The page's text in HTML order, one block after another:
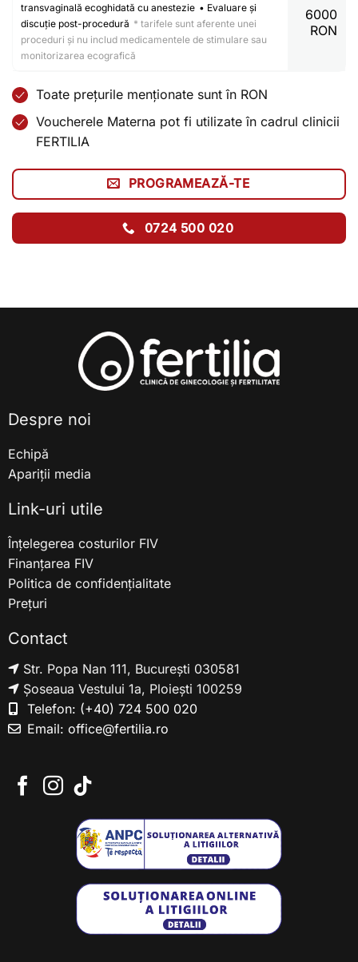
transvaginală ecoghidată cu anestezie • Evaluare și
discuție post-procedură * tarifele sunt aferente unei
proceduri și nu includ medicamentele de stimulare sau
monitorizarea ecografică
6000
RON
Toate prețurile menționate sunt în RON
Voucherele Materna pot fi utilizate în cadrul clinicii
FERTILIA
PROGRAMEAZĂ-TE
0724 500 020
Despre noi
Echipă
Apariții media
Link-uri utile
Înțelegerea costurilor FIV
Finanțarea FIV
Politica de confidențialitate
Prețuri
Contact
Str. Popa Nan 111, București 030581
Șoseaua Vestului 1a, Ploiești 100259
Telefon: (+40) 724 500 020
Email: office@fertilia.ro